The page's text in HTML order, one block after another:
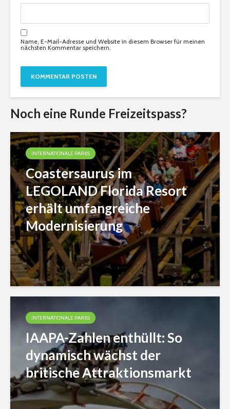
Name, E-Mail-Adresse und Website in diesem Browser für meinen
nächsten Kommentar speichern.
Noch eine Runde Freizeitspass?
INTERNATIONALE PARKS
Coastersaurus im
LEGOLAND Florida Resort
erhält umfangreiche
Modernisierung
INTERNATIONALE PARKS
IAAPA-Zahlen enthüllt: So
dynamisch wächst der
britische Attraktionsmarkt